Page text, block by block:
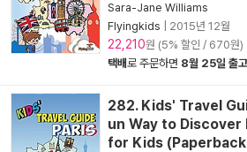
Sara-Jane Williams
Flyingkids
2015년 12월
22,210원 (5% 할인 / 670원)
택배로 주문하면 8월 25일 출고
282. Kids' Travel
un Way to Discover
for Kids